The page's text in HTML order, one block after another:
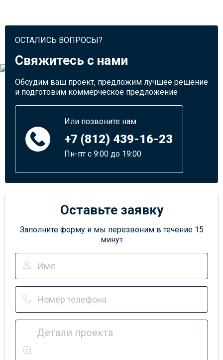
ОСТАЛИСЬ ВОПРОСЫ?
Свяжитесь с нами
Обсудим ваш проект, предложим лучшее решение
и подготовим коммерческое предложение
Или позвоните нам
+7 (812) 439-16-23
Пн-пт с 9:00 до 19:00
Оставьте заявку
Заполните форму и мы перезвоним в течение 15
минут
Детали проекта